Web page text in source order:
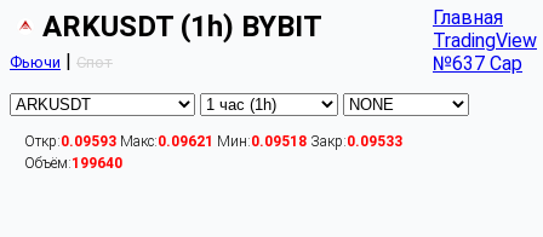
ARKUSDT (1h) BYBIT
Фьючи | Спот
Главная
TradingView
№637 Cap
Откр:0.09593 Макс:0.09621 Мин:0.09518 Закр:0.09533
Объём:199640